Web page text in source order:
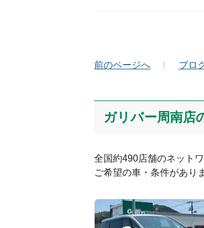
Captcha
前のページへ ブロ
ガリバー周南店
全国約490店舗のネット
ご希望の車・条件があり